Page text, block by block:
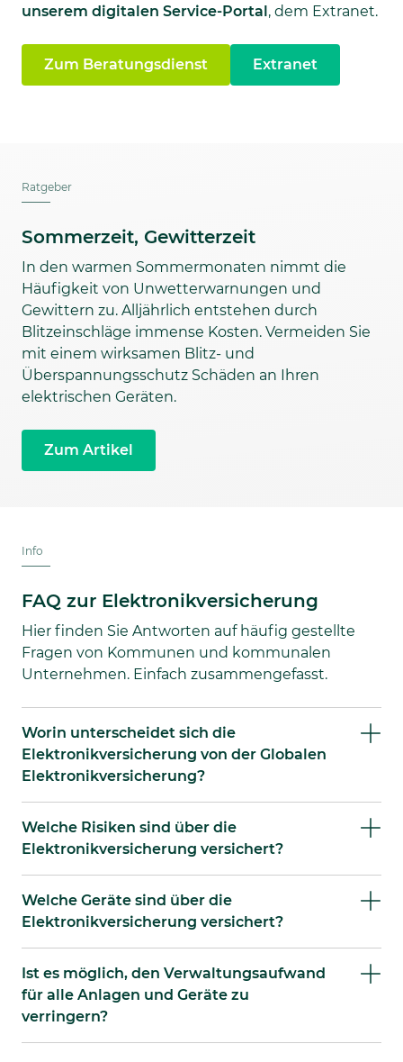
unserem digitalen Service-Portal , dem Extranet.
Zum Beratungsdienst Extranet
Ratgeber
Sommerzeit, Gewitterzeit
In den warmen Sommermonaten nimmt die
Häufigkeit von Unwetterwarnungen und
Gewittern zu. Alljährlich entstehen durch
Blitzeinschläge immense Kosten. Vermeiden Sie
mit einem wirksamen Blitz- und
Überspannungsschutz Schäden an Ihren
elektrischen Geräten.
Zum Artikel
Info
FAQ zur Elektronikversicherung
Hier finden Sie Antworten auf häufig gestellte
Fragen von Kommunen und kommunalen
Unternehmen. Einfach zusammengefasst.
Worin unterscheidet sich die
Elektronikversicherung von der Globalen
Elektronikversicherung?
Welche Risiken sind über die
Elektronikversicherung versichert?
Welche Geräte sind über die
Elektronikversicherung versichert?
Ist es möglich, den Verwaltungsaufwand
für alle Anlagen und Geräte zu
verringern?